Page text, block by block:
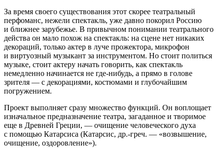
За время своего существования этот скорее театральный
перфоманс, нежели спектакль, уже давно покорил Россию
и ближнее зарубежье. В привычном понимании театрального
действа он мало похож на спектакль: на сцене нет никаких
декораций, только актер в луче прожектора, микрофон
и виртуозный музыкант за инструментом. Но стоит политься
музыке, стоит актеру начать говорить, как спектакль
немедленно начинается не где-нибудь, а прямо в голове
зрителя — с декорациями, костюмами и глубочайшим
погружением.
Проект выполняет сразу множество функций. Он воплощает
изначальное предназначение театра, загаданное и творимое
еще в Древней Греции, — очищение человеческого духа
с помощью Катарсиса (Катарсис, др.-греч. — «возвышение,
очищение, оздоровление»).